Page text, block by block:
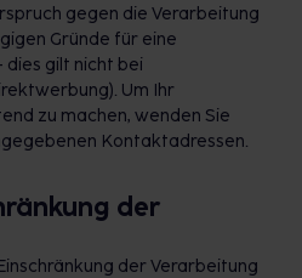
gegen die Verarbeitung
Gründe für eine
gilt nicht bei
Um Ihr
zu machen, wenden Sie
Kontaktadressen.
der
der Verarbeitung